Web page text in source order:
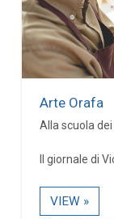
Arte Orafa
Alla scuola
Il giornale di
VIEW »